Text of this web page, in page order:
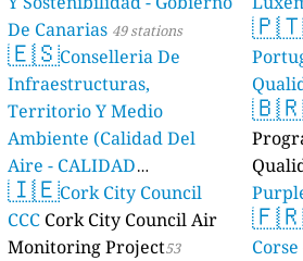
De Canarias 49 stations
🇪🇸Conselleria De
Infraestructuras,
Territorio Y Medio
Ambiente (Calidad Del
Aire - CALIDAD
AMBIENTAL) 23 stations
🇮🇪Cork City Council
CCC Cork City Council Air
Monitoring Project53
🇵🇹
🇧🇷
🇫🇷